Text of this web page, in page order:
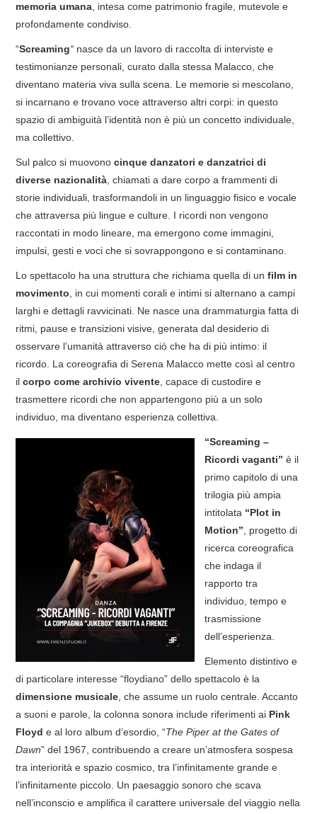
RELICS – SFALCI E RAMAGLIE
memoria umana , intesa come patrimonio fragile, mutevole e
profondamente condiviso.
“Screaming“ nasce da un lavoro di raccolta di interviste e
testimonianze personali, curato dalla stessa Malacco, che
diventano materia viva sulla scena. Le memorie si mescolano,
si incarnano e trovano voce attraverso altri corpi: in questo
spazio di ambiguità l’identità non è più un concetto individuale,
ma collettivo.
Sul palco si muovonocinque danzatori e danzatrici di
diverse nazionalità , chiamati a dare corpo a frammenti di
storie individuali, trasformandoli in un linguaggio fisico e vocale
che attraversa più lingue e culture. I ricordi non vengono
raccontati in modo lineare, ma emergono come immagini,
impulsi, gesti e voci che si sovrappongono e si contaminano.
Lo spettacolo ha una struttura che richiama quella di unfilm in
movimento , in cui momenti corali e intimi si alternano a campi
larghi e dettagli ravvicinati. Ne nasce una drammaturgia fatta di
ritmi, pause e transizioni visive, generata dal desiderio di
osservare l’umanità attraverso ciò che ha di più intimo: il
ricordo. La coreografia di Serena Malacco mette così al centro
ilcorpo come archivio vivente , capace di custodire e
trasmettere ricordi che non appartengono più a un solo
individuo, ma diventano esperienza collettiva.
“Screaming –
Ricordi vaganti” è il
primo capitolo di una
trilogia più ampia
intitolata “Plot in
Motion” , progetto di
ricerca coreografica
che indaga il
rapporto tra
individuo, tempo e
trasmissione
dell’esperienza.
Elemento distintivo e
di particolare interesse “floydiano” dello spettacolo è la
dimensione musicale , che assume un ruolo centrale. Accanto
a suoni e parole, la colonna sonora include riferimenti ai Pink
Floyd e al loro album d’esordio, “The Piper at the Gates of
Dawn” del 1967, contribuendo a creare un’atmosfera sospesa
tra interiorità e spazio cosmico, tra l’infinitamente grande e
l’infinitamente piccolo. Un paesaggio sonoro che scava
nell’inconscio e amplifica il carattere universale del viaggio nella